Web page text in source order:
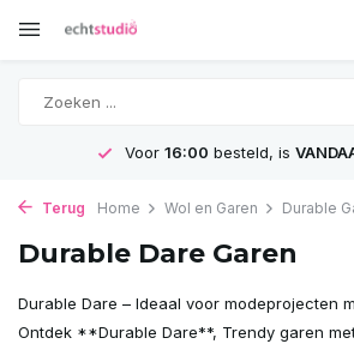
16:00besteld, isVANDAAG
Terug Home Wol en Garen Durable
Durable Dare Garen
Durable Dare – Ideaal voor modeprojecten
Ontdek **Durable Dare**, Trendy garen